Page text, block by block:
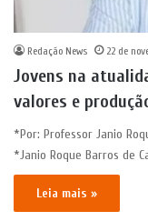
Redação News 22 de
Jovens na
valores e
*Por: Professor Janio
*Janio Roque Barros de
Leia mais »